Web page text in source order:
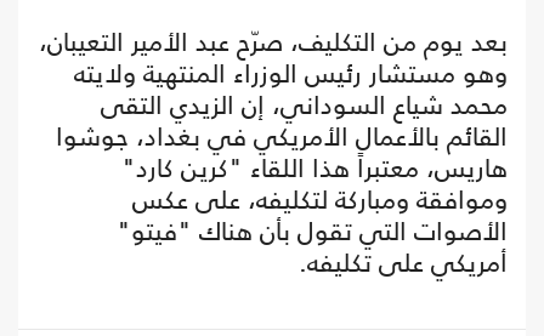
بعد يوم من التكليف، صرّح عبد الأمير التعيبان،
وهو مستشار رئيس الوزراء المنتهية ولايته
محمد شياع السوداني، إن الزيدي التقى
القائم بالأعمال الأمريكي في بغداد، جوشوا
هاريس، معتبراً هذا اللقاء "كرين كارد"
وموافقة ومباركة لتكليفه، على عكس
الأصوات التي تقول بأن هناك "فيتو"
أمريكي على تكليفه.